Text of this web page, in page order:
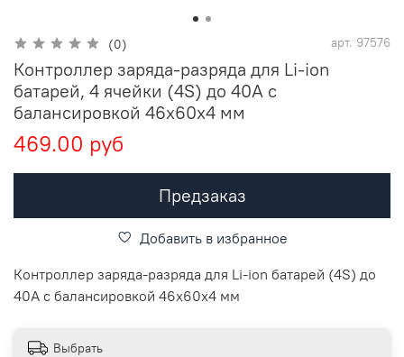
(0) арт. 97576
Контроллер заряда-разряда для Li-ion
батарей, 4 ячейки (4S) до 40А с
балансировкой 46х60х4 мм
469.00 руб
Предзаказ
Добавить в избранное
Контроллер заряда-разряда для Li-ion батарей (4S) до
40А с балансировкой 46х60х4 мм
Выбрать